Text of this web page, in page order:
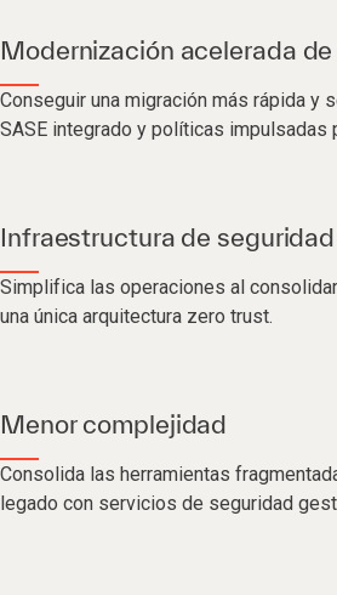
Modernización acelerada
Conseguir una migración más rápida y
SASE integrado y políticas impulsadas
Infraestructura de
Simplifica las operaciones al
una única arquitectura zero trust.
Menor complejidad
Consolida las herramientas
legado con servicios de seguridad